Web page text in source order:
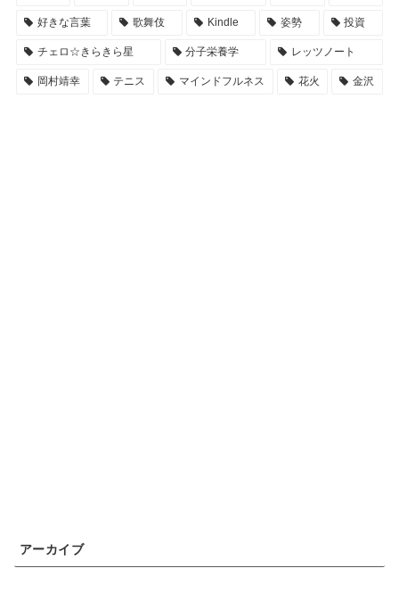
好きな言葉 歌舞伎 Kindle 姿勢 投資
チェロ☆きらきら星 分子栄養学 レッツノート
岡村靖幸 テニス マインドフルネス 花火 金沢
アーカイブ